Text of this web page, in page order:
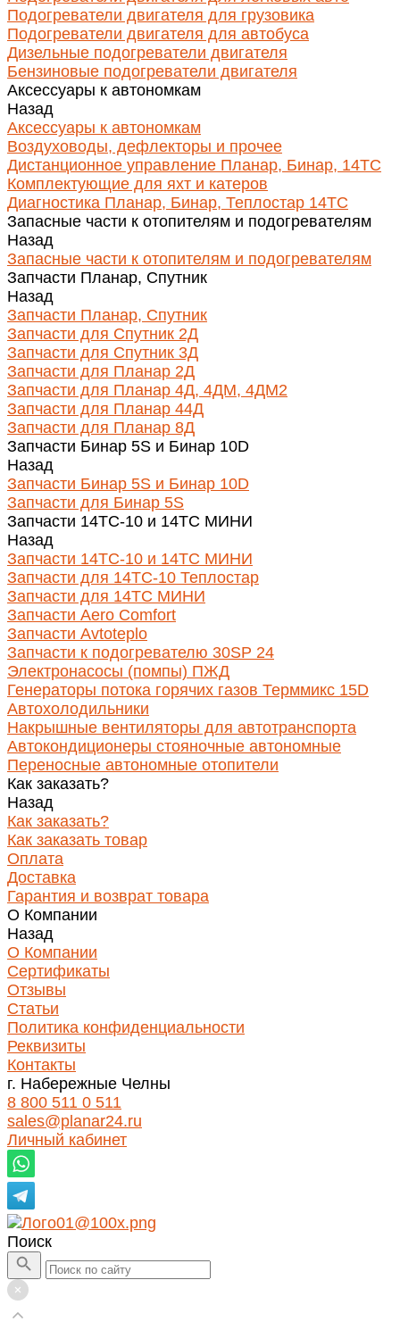
Подогреватели двигателя для грузовика
Подогреватели двигателя для автобуса
Дизельные подогреватели двигателя
Бензиновые подогреватели двигателя
Аксессуары к автономкам
Назад
Аксессуары к автономкам
Воздуховоды, дефлекторы и прочее
Дистанционное управление Планар, Бинар, 14ТС
Комплектующие для яхт и катеров
Диагностика Планар, Бинар, Теплостар 14ТС
Запасные части к отопителям и подогревателям
Назад
Запасные части к отопителям и подогревателям
Запчасти Планар, Спутник
Назад
Запчасти Планар, Спутник
Запчасти для Спутник 2Д
Запчасти для Спутник 3Д
Запчасти для Планар 2Д
Запчасти для Планар 4Д, 4ДМ, 4ДМ2
Запчасти для Планар 44Д
Запчасти для Планар 8Д
Запчасти Бинар 5S и Бинар 10D
Назад
Запчасти Бинар 5S и Бинар 10D
Запчасти для Бинар 5S
Запчасти 14ТС-10 и 14ТС МИНИ
Назад
Запчасти 14ТС-10 и 14ТС МИНИ
Запчасти для 14ТС-10 Теплостар
Запчасти для 14ТС МИНИ
Запчасти Aero Comfort
Запчасти Avtoteplo
Запчасти к подогревателю 30SP 24
Электронасосы (помпы) ПЖД
Генераторы потока горячих газов Терммикс 15D
Автохолодильники
Накрышные вентиляторы для автотранспорта
Автокондиционеры стояночные автономные
Переносные автономные отопители
Как заказать?
Назад
Как заказать?
Как заказать товар
Оплата
Доставка
Гарантия и возврат товара
О Компании
Назад
О Компании
Сертификаты
Отзывы
Статьи
Политика конфиденциальности
Реквизиты
Контакты
г. Набережные Челны
8 800 511 0 511
sales@planar24.ru
Личный кабинет
Поиск